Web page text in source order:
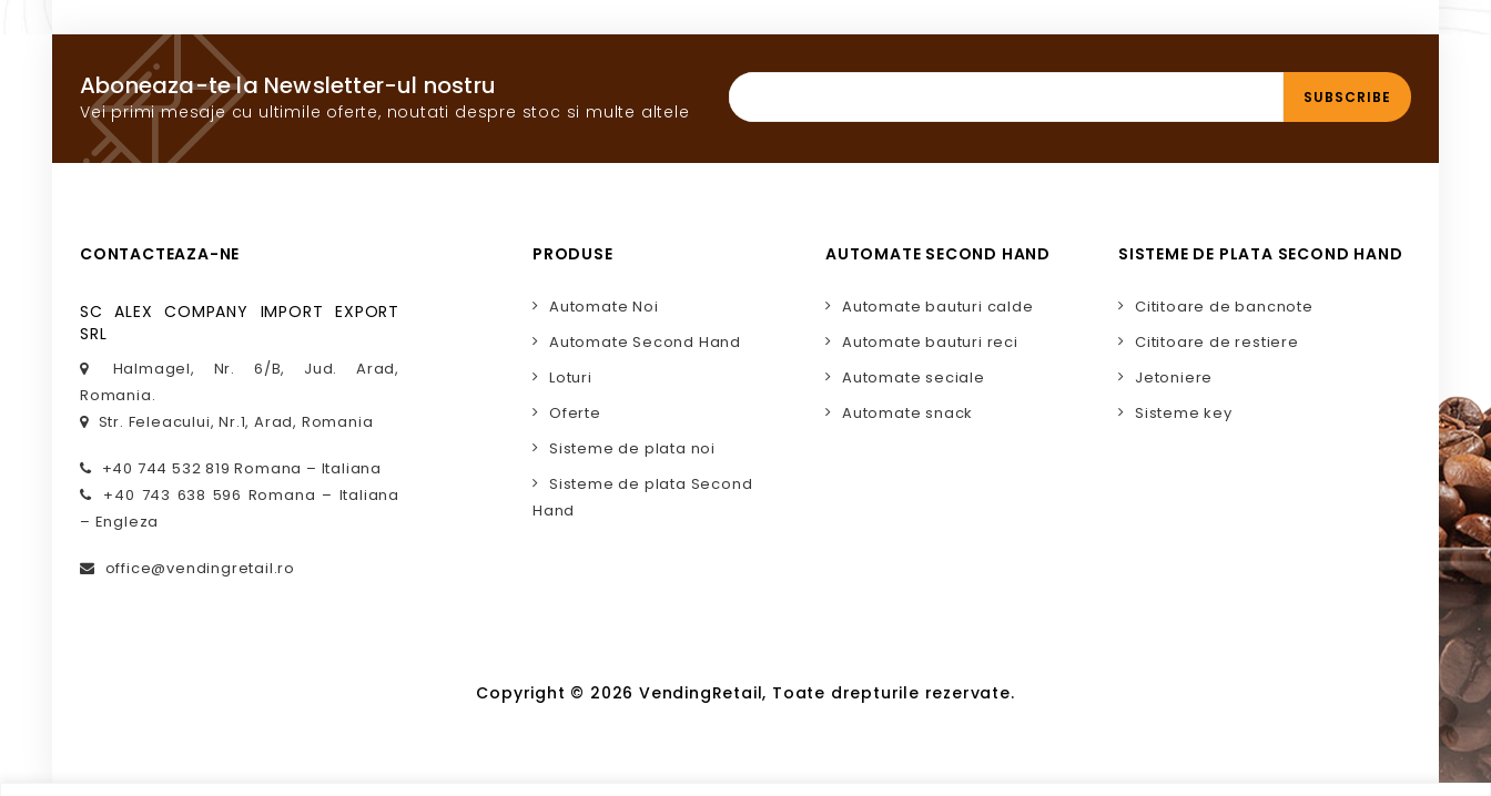
Aboneaza-te la Newsletter-ul nostru
Vei primi mesaje cu ultimile oferte, noutati despre stoc si multe altele
CONTACTEAZA-NE
SC ALEX COMPANY IMPORT EXPORT
SRL
Halmagel, Nr. 6/B, Jud. Arad,
Romania.
Str. Feleacului, Nr.1, Arad, Romania
+40 744 532 819 Romana – Italiana
+40 743 638 596 Romana – Italiana
– Engleza
office@vendingretail.ro
PRODUSE
Automate Noi
Automate Second Hand
Loturi
Oferte
Sisteme de plata noi
Sisteme de plata Second
Hand
AUTOMATE SECOND HAND
Automate bauturi calde
Automate bauturi reci
Automate seciale
Automate snack
SISTEME DE PLATA SECOND HAND
Cititoare de bancnote
Cititoare de restiere
Jetoniere
Sisteme key
Copyright © 2026 VendingRetail, Toate drepturile rezervate.